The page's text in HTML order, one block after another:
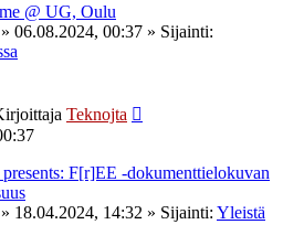
@ UG, Oulu
» 06.08.2024, 00:37 » Sijainti:
Teknojta
F[r]EE -dokumenttielokuvan
» 18.04.2024, 14:32 » Sijainti: Yleistä